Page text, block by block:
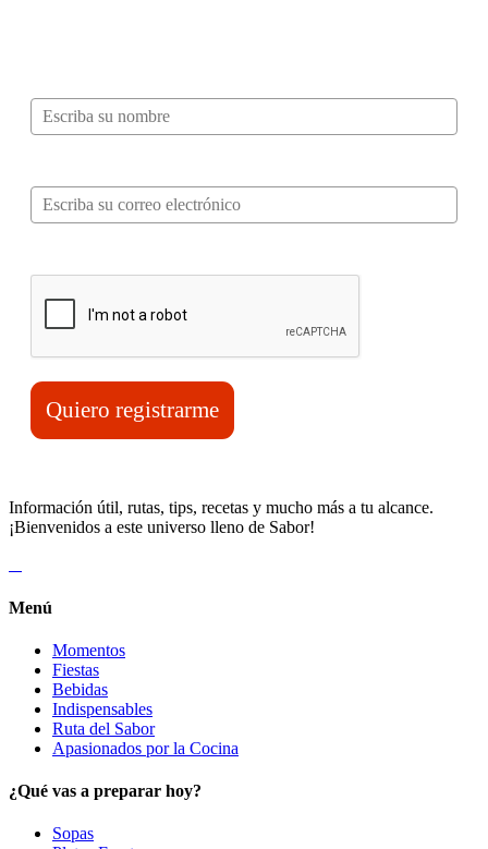
Quiero registrarme
Información útil, rutas, tips, recetas y mucho más a tu alcance.
¡Bienvenidos a este universo lleno de Sabor!
Menú
Momentos
Fiestas
Bebidas
Indispensables
Ruta del Sabor
Apasionados por la Cocina
¿Qué vas a preparar hoy?
Sopas